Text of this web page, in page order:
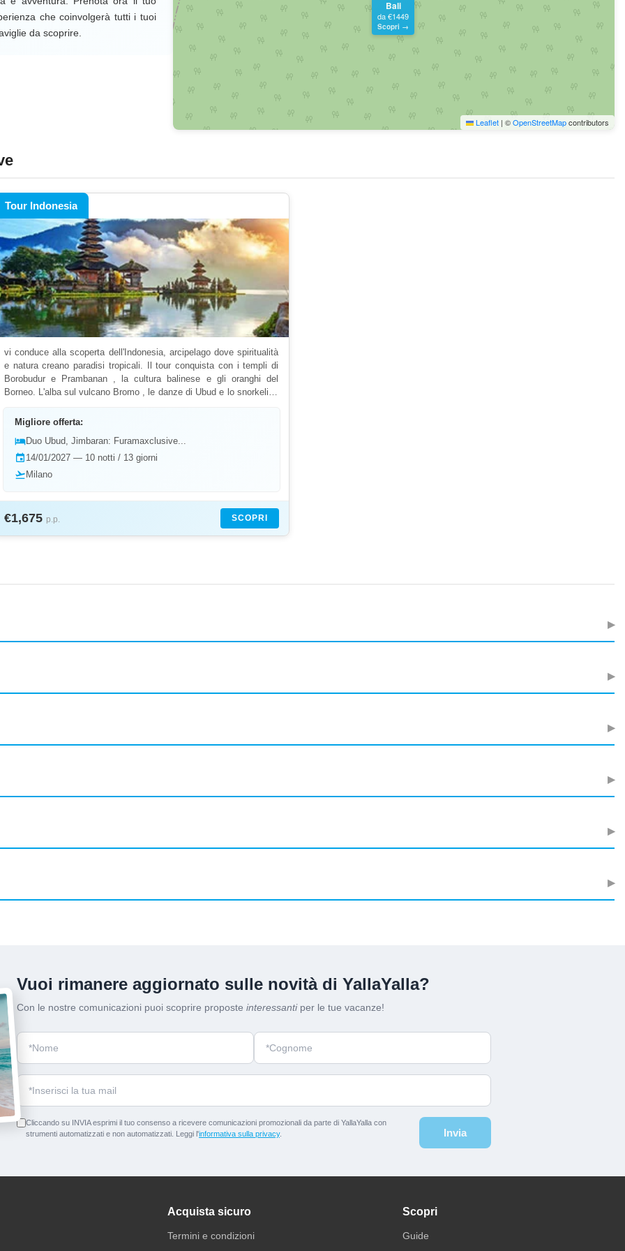
che coinvolgerà tutti i tuoi
da scoprire.
Bali
da €1449
Scopri →
Leaflet | ©OpenStreetMapcontributors
Tour Indonesia
vi conduce alla scoperta dell'Indonesia, arcipelago dove spiritualità
e natura creano paradisi tropicali. Il tour conquista con i templi di
Borobudur e Prambanan , la cultura balinese e gli oranghi del
Borneo. L'alba sul vulcano Bromo , le danze di Ubud e lo snorkeling
svela tradizioni diverse. Le nostre offerte e proposte last minute vi
L'arcipelago svela tesori attraverso le risaie terrazzate di Tegalalang
e il tempio marino di Tanah Lot . Il Parco Nazionale di Komodo
ospita i famosi draghi. Le isole Raja Ampat offrono il migliore
Il Tempio Madre di Besakih è il più sacro di Bali. Prenotando il tuo
viaggio con Yalla Yalla potrai esplorare queste isole incantate.
Migliore offerta:
hotelDuo Ubud, Jimbaran: Furamaxclusive...
event 14/01/2027 — 10 notti / 13 giorni
flight_takeoff Milano
€1,675 p.p. SCOPRI
Vuoi rimanere aggiornato sulle novità di YallaYalla?
Con le nostre comunicazioni puoi scoprire proposte interessantiper le tue vacanze!
Cliccando su INVIA esprimi il tuo consenso a ricevere comunicazioni promozionali da parte di YallaYalla con
strumenti automatizzati e non automatizzati. Leggi l'informativa sulla privacy. Invia
Acquista sicuro
Termini e condizioni
Scopri
Guide